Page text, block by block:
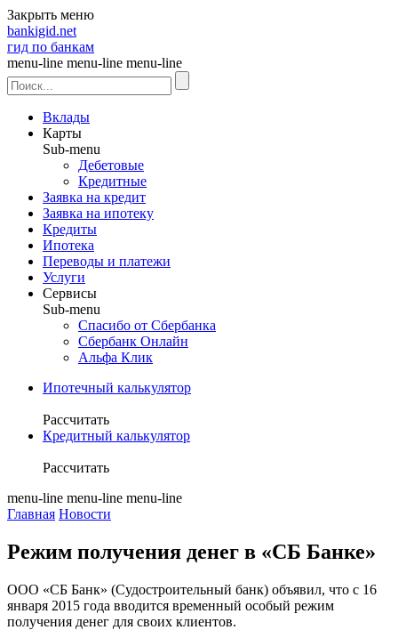
Закрыть меню
bankigid.net
гид по банкам
menu-line menu-line menu-line
Вклады
Карты
Sub-menu
Дебетовые
Кредитные
Заявка на кредит
Заявка на ипотеку
Кредиты
Ипотека
Переводы и платежи
Услуги
Сервисы
Sub-menu
Спасибо от Сбербанка
Сбербанк Онлайн
Альфа Клик
Ипотечный калькулятор
Рассчитать
Кредитный калькулятор
Рассчитать
menu-line menu-line menu-line
Главная Новости
Режим получения денег в «СБ Банке»
ООО «СБ Банк» (Судостроительный банк) объявил, что с 16
января 2015 года вводится временный особый режим
получения денег для своих клиентов.